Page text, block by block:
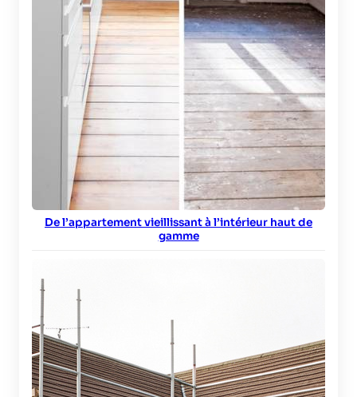
De l’appartement vieillissant à l’intérieur haut de
gamme